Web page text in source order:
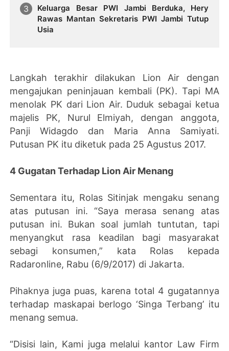
Keluarga Besar PWI Jambi Berduka, Hery
Rawas Mantan Sekretaris PWI Jambi Tutup
Usia
Langkah terakhir dilakukan Lion Air dengan
mengajukan peninjauan kembali (PK). Tapi MA
menolak PK dari Lion Air. Duduk sebagai ketua
majelis PK, Nurul Elmiyah, dengan anggota,
Panji Widagdo dan Maria Anna Samiyati.
Putusan PK itu diketuk pada 25 Agustus 2017.
4 Gugatan Terhadap Lion Air Menang
Sementara itu, Rolas Sitinjak mengaku senang
atas putusan ini. “Saya merasa senang atas
putusan ini. Bukan soal jumlah tuntutan, tapi
menyangkut rasa keadilan bagi masyarakat
sebagi konsumen,” kata Rolas kepada
Radaronline, Rabu (6/9/2017) di Jakarta.
Pihaknya juga puas, karena total 4 gugatannya
terhadap maskapai berlogo ‘Singa Terbang’ itu
menang semua.
“Disisi lain, Kami juga melalui kantor Law Firm